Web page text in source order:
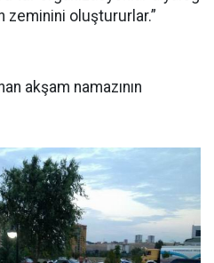
zeminini oluştururlar.”
akşam namazının